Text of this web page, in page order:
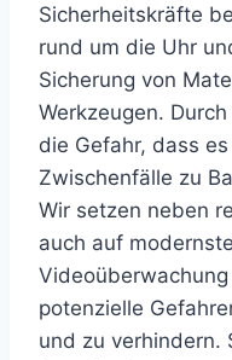
Sicherheitskräfte
rund um die Uhr
Sicherung von
Werkzeugen. Durch
die Gefahr, dass es
Zwischenfälle zu
Wir setzen neben
auch auf modernste
Videoüberwachung
potenzielle
und zu verhindern.